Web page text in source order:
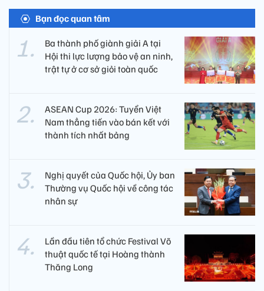
Bạn đọc quan tâm
Ba thành phố giành giải A tại
Hội thi lực lượng bảo vệ an ninh,
trật tự ở cơ sở giỏi toàn quốc
ASEAN Cup 2026: Tuyển Việt
Nam thẳng tiến vào bán kết với
thành tích nhất bảng
Nghị quyết của Quốc hội, Ủy ban
Thường vụ Quốc hội về công tác
nhân sự
Lần đầu tiên tổ chức Festival Võ
thuật quốc tế tại Hoàng thành
Thăng Long